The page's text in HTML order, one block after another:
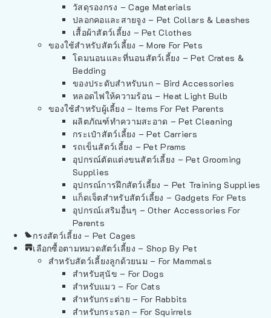
วัสดุรองกรง – Cage Materials
ปลอกคอและสายจูง – Pet Collars & Leashes
เสื้อผ้าสัตว์เลี้ยง – Pet Clothes
ของใช้สำหรับสัตว์เลี้ยง – More For Pets
โดมนอนและที่นอนสัตว์เลี้ยง – Pet Crates &
Bedding
ของประดับสำหรับนก – Bird Accessories
หลอดไฟให้ความร้อน – Heat Light Bulb
ของใช้สำหรับผู้เลี้ยง – Items For Pet Parents
ผลิตภัณฑ์ทำความสะอาด – Pet Cleaning
กระเป๋าสัตว์เลี้ยง – Pet Carriers
รถเข็นสัตว์เลี้ยง – Pet Prams
อุปกรณ์ตัดแต่งขนสัตว์เลี้ยง – Pet Grooming
Supplies
อุปกรณ์การฝึกสัตว์เลี้ยง – Pet Training Supplies
แก็ดเจ็ตสำหรับสัตว์เลี้ยง – Gadgets For Pets
อุปกรณ์เสริมอื่นๆ – Other Accessories For
Parents
กรงสัตว์เลี้ยง – Pet Cages
เลือกซื้อตามหมวดสัตว์เลี้ยง – Shop By Pet
สำหรับสัตว์เลี้ยงลูกด้วยนม – For Mammals
สำหรับสุนัข – For Dogs
สำหรับแมว – For Cats
สำหรับกระต่าย – For Rabbits
สำหรับกระรอก – For Squirrels